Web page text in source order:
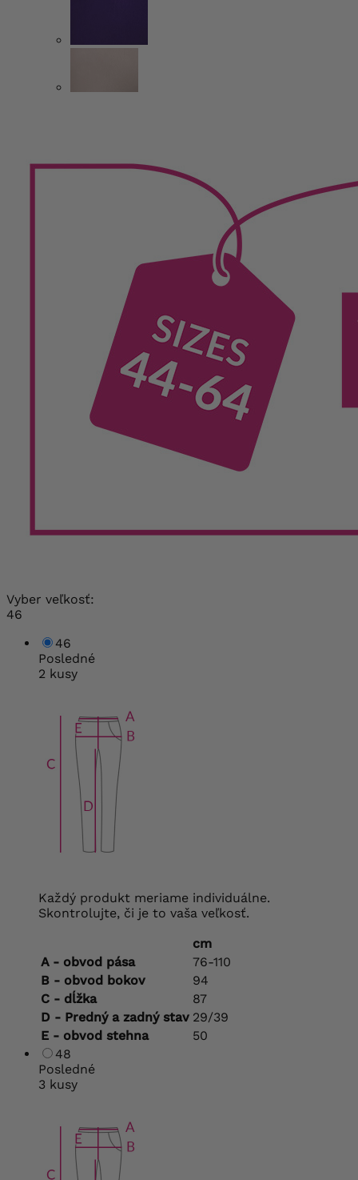
Vyber veľkosť:
46
46
Posledné
2 kusy
Každý produkt meriame individuálne.
Skontrolujte, či je to vaša veľkosť.
cm
A - obvod pása
76-110
B - obvod bokov
94
C - dĺžka
87
D - Predný a zadný stav 29/39
E - obvod stehna
50
48
Posledné
3 kusy